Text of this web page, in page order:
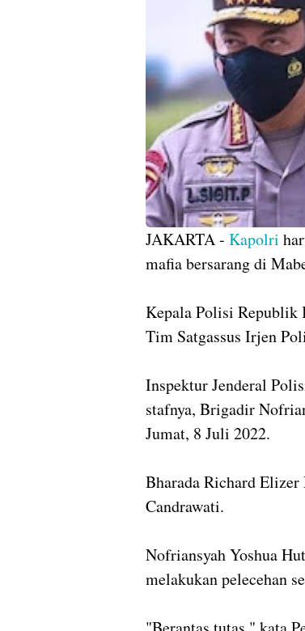
JAKARTA - Kapolri
mafia bersarang di
Kepala Polisi Republik
Tim Satgassus Irjen
Inspektur Jenderal
stafnya, Brigadir
Jumat, 8 Juli 2022.
Bharada Richard
Candrawati.
Nofriansyah Yoshua
melakukan pelecehan